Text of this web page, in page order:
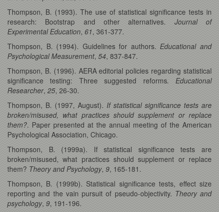
Thompson, B. (1993). The use of statistical significance tests in
research: Bootstrap and other alternatives. Journal of
Experimental Education, 61, 361-377.
Thompson, B. (1994). Guidelines for authors.Educational and
Psychological Measurement, 54, 837-847.
Thompson, B. (1996). AERA editorial policies regarding statistical
significance testing: Three suggested reforms. Educational
Researcher, 25, 26-30.
Thompson, B. (1997, August). If statistical significance tests are
broken/misused, what practices should supplement or replace
them?. Paper presented at the annual meeting of the American
Psychological Association, Chicago.
Thompson, B. (1999a). If statistical significance tests are
broken/misused, what practices should supplement or replace
them? Theory and Psychology, 9, 165-181.
Thompson, B. (1999b). Statistical significance tests, effect size
reporting and the vain pursuit of pseudo-objectivity. Theory and
psychology, 9, 191-196.